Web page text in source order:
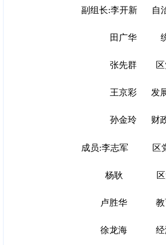
副组长:李开新 自
田 广华
张先群 区党委
王京彩 发展改
孙金玲 财政厅
成员:李志军 区党
杨耿 区党委
卢胜华 教育
徐龙海 经济和